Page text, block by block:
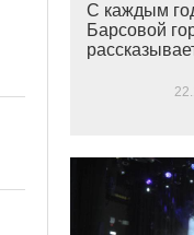
С каждым
Барсовой